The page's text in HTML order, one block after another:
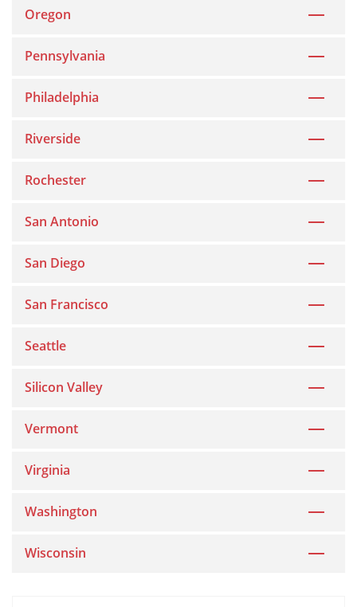
Oregon
Pennsylvania
Philadelphia
Riverside
Rochester
San Antonio
San Diego
San Francisco
Seattle
Silicon Valley
Vermont
Virginia
Washington
Wisconsin